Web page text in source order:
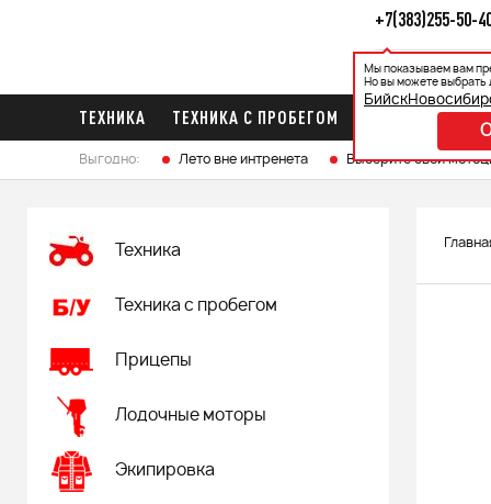
+7(383)255-50-
Мы показываем вам
Но вы можете выбрать
Бийск
Каталог
ТЕХНИКА ТЕХНИКА С ПРОБЕГОМ
Выгодно: Лето вне интренета Выберите свой
Техника
Техника с пробегом
Прицепы
Лодочные моторы
Экипировка